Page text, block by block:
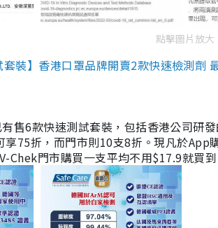
點擊圖片放大
套裝】香港口罩品牌開賣2款快速檢測
售6款快速測試套裝，包括香港公司研
享75折，而門市則10支8折。現凡於
Chek門市購買一支平均不用$17.9就買